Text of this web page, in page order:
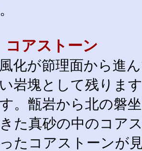
アストーン
化が節理面から進
岩塊として残りま
。甑岩から北の磐
た真砂の中のコア
たコアストーンが